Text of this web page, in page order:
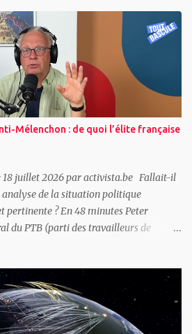
? - Quelques exemples historiques -
Brown - Les luttes actuelles contre
les patrons ont peur des grèves -
de violence - Les adversaires de l’action
nous briser nos chaînes ? - Et en
politique et action directe ~
? Du point de vue de celui qui pense
la route du progrès humain, si tant est
; du point de vue...
Mélenchon : de quoi l’élite française
18 juillet 2026 par activista.be Fallait-il
de la situation politique
pertinente ? En 48 minutes Peter
du PTB (parti des travailleurs de
de quoi l’élite française a-t-elle peur ? »
la France ont peur car le pays traverse
Afrique » claque la porte, Paris perd
uranium... 2. L’Allemagne se réarme ce